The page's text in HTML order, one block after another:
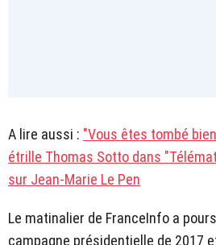
A lire aussi : "Vous êtes tombé
étrille Thomas Sotto dans
sur Jean-Marie Le Pen
Le matinalier de FranceInfo a
campagne présidentielle de 2017